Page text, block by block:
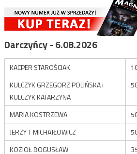
Darczyńcy - 6.08.2026
KACPER STAROŚCIAK
KULCZYK GRZEGORZ POLIŃSKA i
KULCZYK KATARZYNA
MARIA KOSTRZEWA
JERZY T MICHAJŁOWICZ
KOZIOŁ BOGUSŁAW